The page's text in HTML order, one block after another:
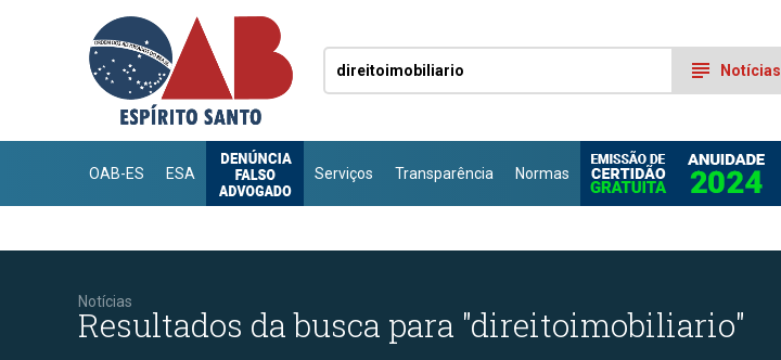
subject Notícias
OAB-ES ESA Serviços Transparência Normas
Notícias
Resultados da busca para "direitoimobiliario"